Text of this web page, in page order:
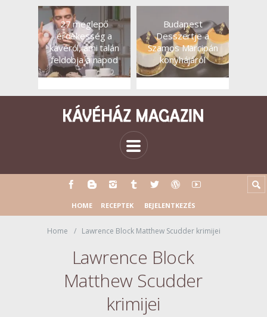
27 meglepő
érdekesség a
kávéról, ami talán
feldobja a napod
Budapest
Desszertje a
Szamos Marcipán
konyhájáról
HOME RECEPTEK BEJELENTKEZÉS
Home Lawrence Block Matthew Scudder krimijei
Lawrence Block
Matthew Scudder
krimijei